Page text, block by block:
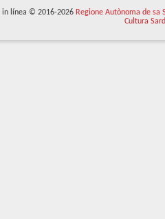
in línea © 2016-2026 Regione Autònoma de sa
Cultura